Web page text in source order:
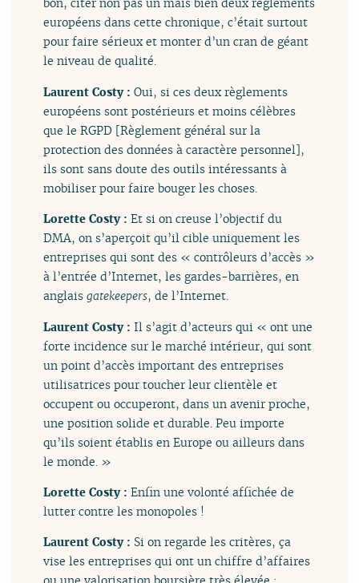
bon, citer non pas un mais bien deux règlements
européens dans cette chronique, c’était surtout
pour faire sérieux et monter d’un cran de géant
le niveau de qualité.
Laurent Costy :Oui, si ces deux règlements
européens sont postérieurs et moins célèbres
que le RGPD [Règlement général sur la
protection des données à caractère personnel],
ils sont sans doute des outils intéressants à
mobiliser pour faire bouger les choses.
Lorette Costy :Et si on creuse l’objectif du
DMA, on s’aperçoit qu’il cible uniquement les
entreprises qui sont des « contrôleurs d’accès »
à l’entrée d’Internet, les gardes-barrières, en
anglaisgatekeepers, de l’Internet.
Laurent Costy :Il s’agit d’acteurs qui « ont une
forte incidence sur le marché intérieur, qui sont
un point d’accès important des entreprises
utilisatrices pour toucher leur clientèle et
occupent ou occuperont, dans un avenir proche,
une position solide et durable. Peu importe
qu’ils soient établis en Europe ou ailleurs dans
le monde. »
Lorette Costy :Enfin une volonté affichée de
lutter contre les monopoles !
Laurent Costy : Si on regarde les critères, ça
vise les entreprises qui ont un chiffre d’affaires